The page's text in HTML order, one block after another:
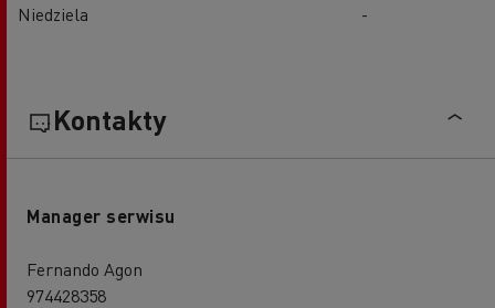
Niedziela
-
Kontakty
Manager serwisu
Fernando Agon
974428358